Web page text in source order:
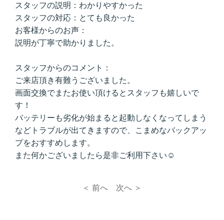
スタッフの説明：わかりやすかった
スタッフの対応：とても良かった
お客様からのお声：
説明が丁寧で助かりました。
スタッフからのコメント：
ご来店頂き有難うございました。
画面交換でまたお使い頂けるとスタッフも嬉しいで
す！
バッテリーも劣化が始まると起動しなくなってしまう
などトラブルが出てきますので、こまめなバックアッ
プをおすすめします。
また何かございましたら是非ご利用下さい☺
＜ 前へ 次へ ＞